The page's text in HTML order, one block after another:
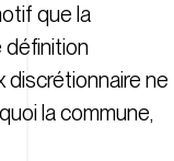
que la
discrétionnaire ne
la commune,